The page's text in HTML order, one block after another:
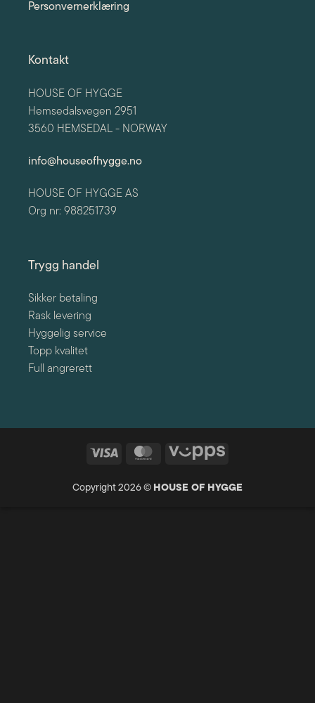
Personvernerklæring
Kontakt
HOUSE OF HYGGE
Hemsedalsvegen 2951
3560 HEMSEDAL - NORWAY
info@houseofhygge.no
HOUSE OF HYGGE AS
Org nr: 988251739
Trygg handel
Sikker betaling
Rask levering
Hyggelig service
Topp kvalitet
Full angrerett
Visa MasterCard Vipps
Copyright 2026 © HOUSE OF HYGGE